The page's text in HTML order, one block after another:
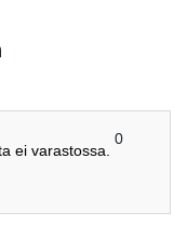
ei varastossa.
0